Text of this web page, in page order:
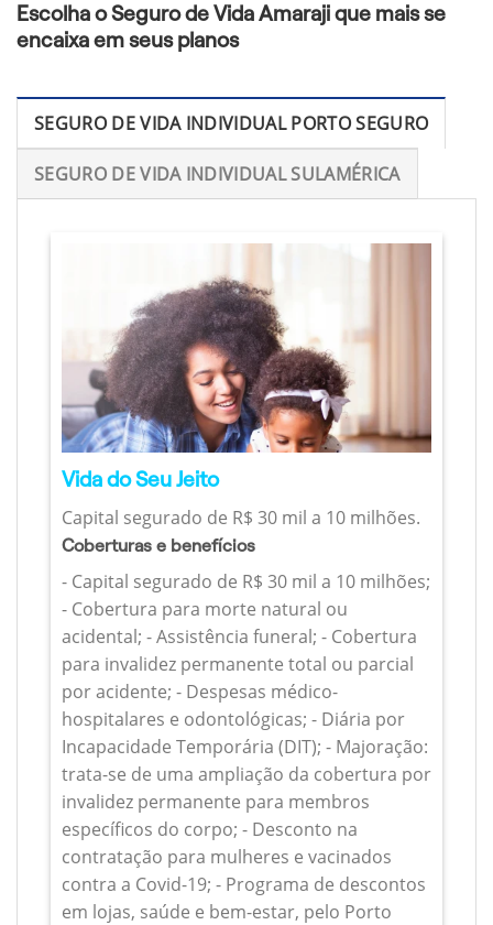
Escolha o Seguro de Vida Amaraji que mais se
encaixa em seus planos
SEGURO DE VIDA INDIVIDUAL PORTO SEGURO
SEGURO DE VIDA INDIVIDUAL SULAMÉRICA
Vida do Seu Jeito
Capital segurado de R$ 30 mil a 10 milhões.
Coberturas e benefícios
- Capital segurado de R$ 30 mil a 10 milhões;
- Cobertura para morte natural ou
acidental; - Assistência funeral; - Cobertura
para invalidez permanente total ou parcial
por acidente; - Despesas médico-
hospitalares e odontológicas; - Diária por
Incapacidade Temporária (DIT); - Majoração:
trata-se de uma ampliação da cobertura por
invalidez permanente para membros
específicos do corpo; - Desconto na
contratação para mulheres e vacinados
contra a Covid-19; - Programa de descontos
em lojas, saúde e bem-estar, pelo Porto